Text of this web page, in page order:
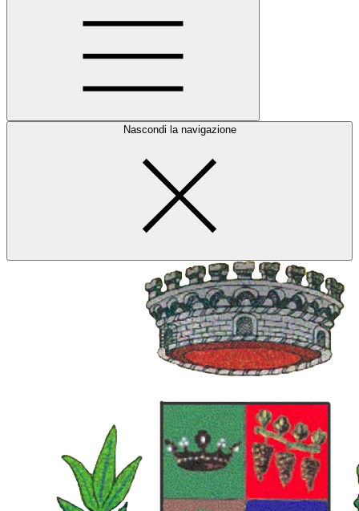
Nascondi la navigazione